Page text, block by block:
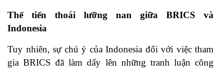
Thế tiến thoái lưỡng nan giữa BRICS và
Indonesia
Tuy nhiên, sự chú ý của Indonesia đối với việc tham
gia BRICS đã làm dấy lên những tranh luận công